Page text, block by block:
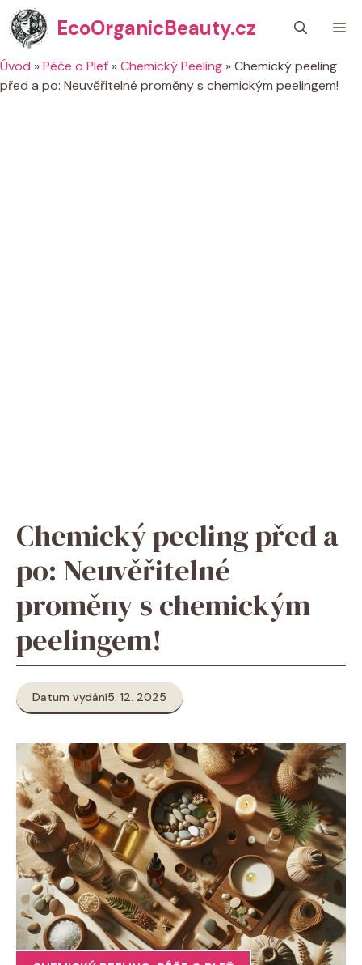
Přeskočit
na
obsah
EcoOrganicBeauty.cz
Úvod »Péče o Pleť »Chemický Peeling »Chemický peeling
před a po: Neuvěřitelné proměny s chemickým peelingem!
Chemický peeling před a
po: Neuvěřitelné
proměny s chemickým
peelingem!
Datum vydání5. 12. 2025